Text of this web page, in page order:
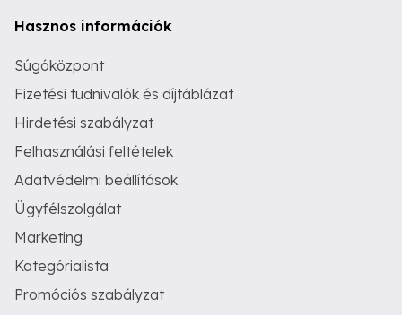
Hasznos információk
Súgóközpont
Fizetési tudnivalók és díjtáblázat
Hirdetési szabályzat
Felhasználási feltételek
Adatvédelmi beállítások
Ügyfélszolgálat
Marketing
Kategórialista
Promóciós szabályzat